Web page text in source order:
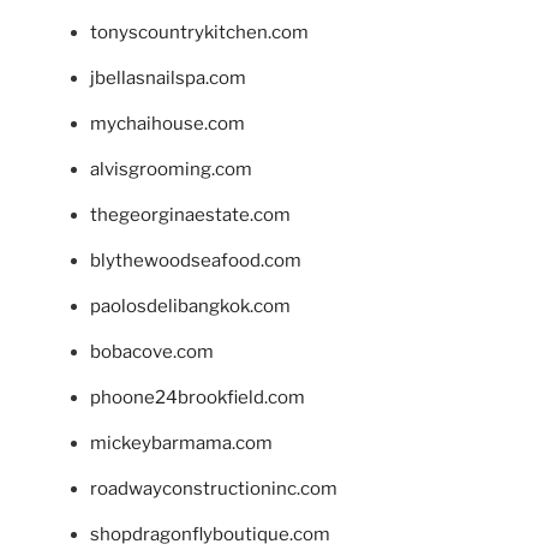
tonyscountrykitchen.com
jbellasnailspa.com
mychaihouse.com
alvisgrooming.com
thegeorginaestate.com
blythewoodseafood.com
paolosdelibangkok.com
bobacove.com
phoone24brookfield.com
mickeybarmama.com
roadwayconstructioninc.com
shopdragonflyboutique.com